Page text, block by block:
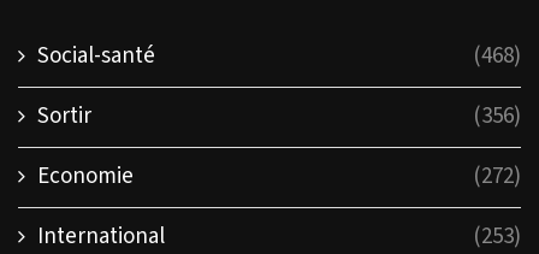
Social-santé
(468)
Sortir
(356)
Economie
(272)
International
(253)